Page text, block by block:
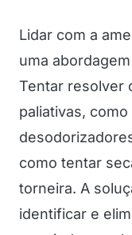
Lidar com a
uma
Tentar resolver
paliativas,
como tentar
torneira. A
identificar e